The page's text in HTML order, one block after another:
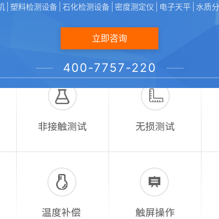
塑料检测设备 石化检测设备 密度测定仪 电子天平 水质
立即咨询
400-7757-220